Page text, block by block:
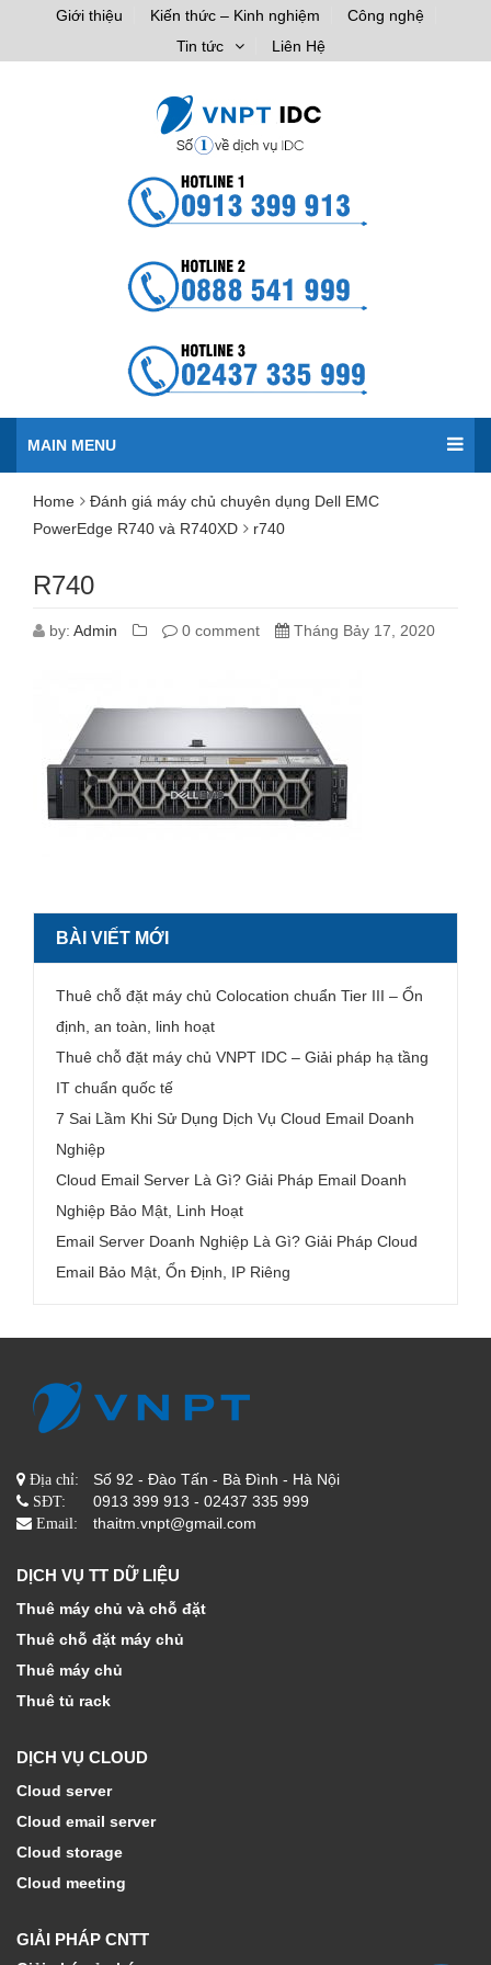
Giới thiệu Kiến thức – Kinh nghiệm
Công nghệ
Tin tức
Liên Hệ
MAIN MENU
Home
Đánh giá máy chủ chuyên dụng Dell EMC
PowerEdge R740 và R740XD
r740
R740
by: Admin 0 comment Tháng Bảy 17, 2020
BÀI VIẾT MỚI
Thuê chỗ đặt máy chủ Colocation chuẩn Tier III – Ổn
định, an toàn, linh hoạt
Thuê chỗ đặt máy chủ VNPT IDC – Giải pháp hạ tầng
IT chuẩn quốc tế
7 Sai Lầm Khi Sử Dụng Dịch Vụ Cloud Email Doanh
Nghiệp
Cloud Email Server Là Gì? Giải Pháp Email Doanh
Nghiệp Bảo Mật, Linh Hoạt
Email Server Doanh Nghiệp Là Gì? Giải Pháp Cloud
Email Bảo Mật, Ổn Định, IP Riêng
Địa chỉ: Số 92 - Đào Tấn - Bà Đình - Hà Nội
SĐT: 0913 399 913 - 02437 335 999
Email: thaitm.vnpt@gmail.com
DỊCH VỤ TT DỮ LIỆU
Thuê máy chủ và chỗ đặt
Thuê chỗ đặt máy chủ
Thuê máy chủ
Thuê tủ rack
DỊCH VỤ CLOUD
Cloud server
Cloud email server
Cloud storage
Cloud meeting
GIẢI PHÁP CNTT